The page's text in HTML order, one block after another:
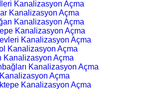
Kanalizasyon Açma
Kanalizasyon Açma
Kanalizasyon Açma
Kanalizasyon Açma
Kanalizasyon Açma
Kanalizasyon Açma
Kanalizasyon Açma
Kanalizasyon Açma
Açma
Kanalizasyon Açma